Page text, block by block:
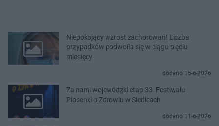
Niepokojący wzrost zachorowań! Liczba
przypadków podwoiła się w ciągu pięciu
miesięcy
dodano 15-6-2026
Za nami wojewódzki etap 33. Festiwalu
Piosenki o Zdrowiu w Siedlcach
dodano 11-6-2026